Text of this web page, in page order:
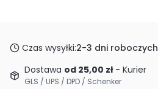
Czas wysyłki:2-3 dni roboczych
Dostawa od 25,00 zł - Kurier
GLS / UPS / DPD / Schenker